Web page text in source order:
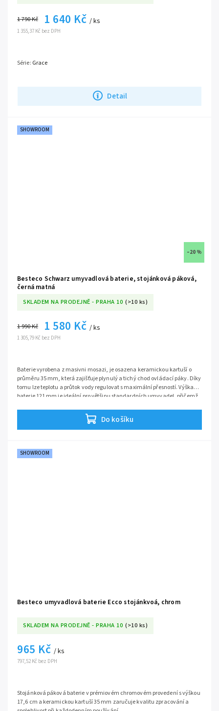
1 355,37 Kč bez DPH
1 790 Kč 1 640 Kč / ks
Detail
Série: Grace
SHOWROOM
–20 %
Besteco Schwarz umyvadlová baterie, stojánková páková,
černá matná
SKLADEM NA PRODEJNĚ - PRAHA 10 (>10 ks)
1 305,79 Kč bez DPH
1 990 Kč 1 580 Kč / ks
Do košíku
Baterie vyrobena z masivni mosazi, je osazena keramickou kartuší o
průměru 35 mm, která zajišťuje plynulý a tichý chod ovládací páky. Díky
tomu lze teplotu a průtok vody regulovat s maximální přesností. Výška
baterie 121 mm je ideální pro většinu standardních umyvadel, přičemž
rozstřikování vody. Povrchová úprava je navržena tak, aby byla odolná
proti otiskům prstů a vodnímu kameni, což usnadňuje údržbu. Prémiové
materiály a výjimečná spolehlivost dělají z této baterie nejen stylový, ale
Série:Schwarz
SHOWROOM
Besteco umyvadlová baterie Ecco stojánkvoá, chrom
SKLADEM NA PRODEJNĚ - PRAHA 10 (>10 ks)
797,52 Kč bez DPH
965 Kč / ks
Stojánková páková baterie v prémiovém chromovém provedení s výškou
17,6 cm a keramickou kartuší 35 mm zaručuje kvalitu zpracování a